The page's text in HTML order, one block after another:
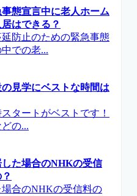
態宣言中に老人ホーム
はできる？
防止のための緊急事態
での老...
見学にベストな時間は
タートがベストです！
の...
た場合のNHKの受信
合のNHKの受信料の